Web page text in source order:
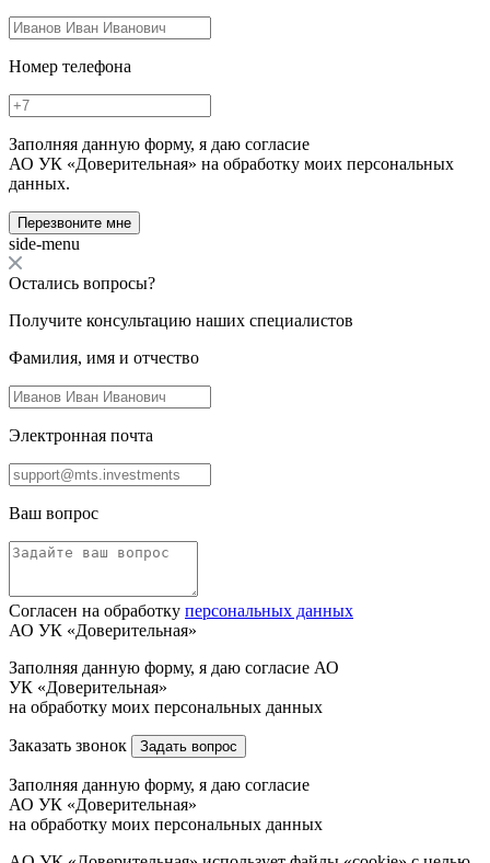
Номер телефона
Заполняя данную форму, я даю согласие
АО УК «Доверительная» на обработку моих персональных
данных.
Перезвоните мне
side-menu
Остались вопросы?
Получите консультацию наших специалистов
Фамилия, имя и отчество
Электронная почта
Ваш вопрос
Согласен на обработку персональных данных
АО УК «Доверительная»
Заполняя данную форму, я даю согласие АО
УК «Доверительная»
на обработку моих персональных данных
Заказать звонок Задать вопрос
Заполняя данную форму, я даю согласие
АО УК «Доверительная»
на обработку моих персональных данных